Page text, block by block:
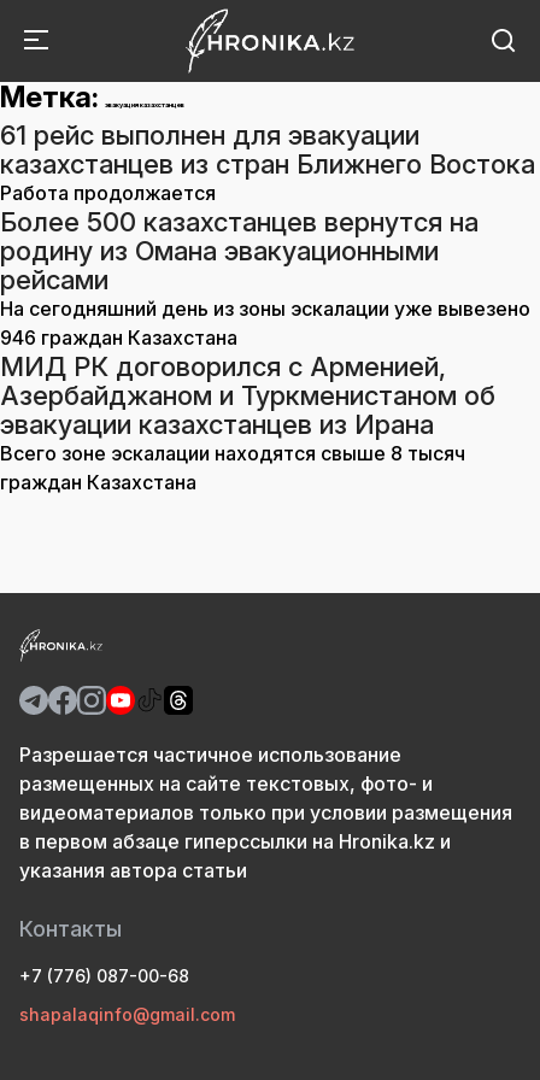
Метка: эвакуация казахстанцев
61 рейс выполнен для эвакуации
казахстанцев из стран Ближнего Востока
Работа продолжается
Более 500 казахстанцев вернутся на
родину из Омана эвакуационными
рейсами
На сегодняшний день из зоны эскалации уже вывезено
946 граждан Казахстана
МИД РК договорился с Арменией,
Азербайджаном и Туркменистаном об
эвакуации казахстанцев из Ирана
Всего зоне эскалации находятся свыше 8 тысяч
граждан Казахстана
Разрешается частичное использование
размещенных на сайте текстовых, фото- и
видеоматериалов только при условии размещения
в первом абзаце гиперссылки на Hronika.kz и
указания автора статьи
Контакты
+7 (776) 087-00-68
shapalaqinfo@gmail.com